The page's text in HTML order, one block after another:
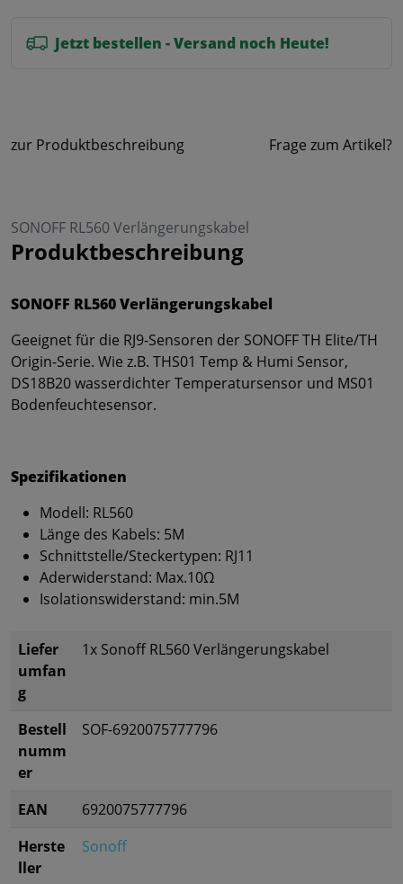
Jetzt bestellen - Versand noch Heute!
zur Produktbeschreibung Frage zum Artikel?
SONOFF RL560 Verlängerungskabel
Produktbeschreibung
SONOFF RL560 Verlängerungskabel
Geeignet für die RJ9-Sensoren der SONOFF TH Elite/TH
Origin-Serie. Wie z.B. THS01 Temp & Humi Sensor,
DS18B20 wasserdichter Temperatursensor und MS01
Bodenfeuchtesensor.
Spezifikationen
Modell: RL560
Länge des Kabels: 5M
Schnittstelle/Steckertypen: RJ11
Aderwiderstand: Max.10Ω
Isolationswiderstand: min.5M
Liefer
umfan
g
1x Sonoff RL560 Verlängerungskabel
Bestell
numm
er
SOF-6920075777796
EAN
6920075777796
Herste
ller
Sonoff